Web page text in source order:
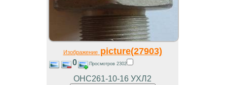
Изображениеpicture(27903)
0 Просмотров 2302
ОНС261-10-16 УХЛ2